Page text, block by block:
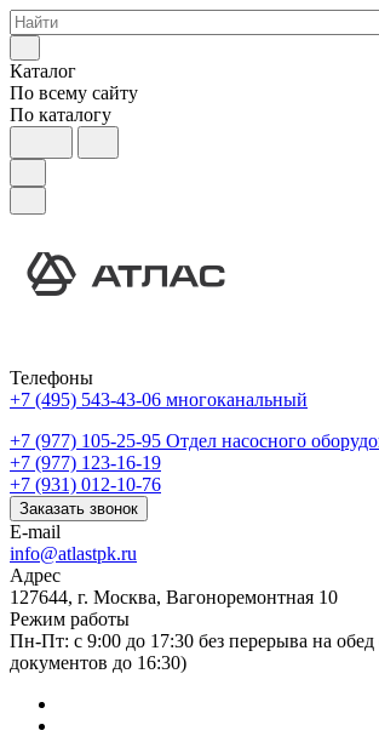
Каталог
По всему сайту
По каталогу
Телефоны
+7 (495) 543-43-06 многоканальный
+7 (977) 105-25-95 Отдел насосного
+7 (977) 123-16-19
+7 (931) 012-10-76
Заказать звонок
E-mail
info@atlastpk.ru
Адрес
127644, г. Москва, Вагоноремонтная 10
Режим работы
Пн-Пт: с 9:00 до 17:30 без перерыва на
документов до 16:30)